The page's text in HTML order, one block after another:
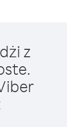
z